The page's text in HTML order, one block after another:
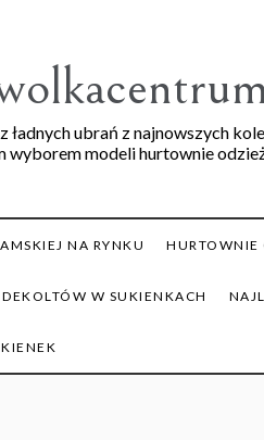
ładnych ubrań z najnowszych
wyborem modeli hurtownie
NA RYNKU HURTOWNIE
W SUKIENKACH